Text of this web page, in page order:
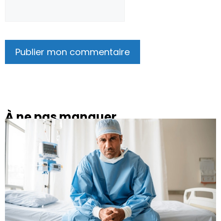
À ne pas manquer